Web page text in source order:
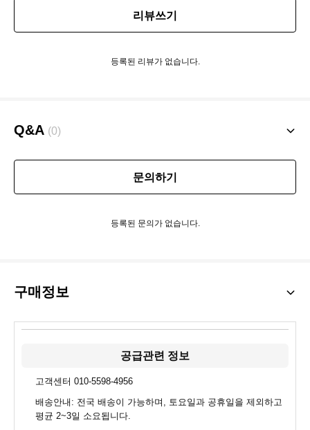
리뷰쓰기
등록된 리뷰가 없습니다.
Q&A (0)
문의하기
등록된 문의가 없습니다.
구매정보
공급관련 정보
고객센터 010-5598-4956
배송안내: 전국 배송이 가능하며, 토요일과 공휴일을 제외하고
평균 2~3일 소요됩니다.